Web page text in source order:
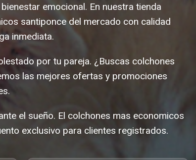
emocional. En nuestra tienda
santiponce del mercado con calidad
inmediata.
por tu pareja. ¿Buscas colchones
las mejores ofertas y promociones
el sueño. El colchones mas economicos
exclusivo para clientes registrados.